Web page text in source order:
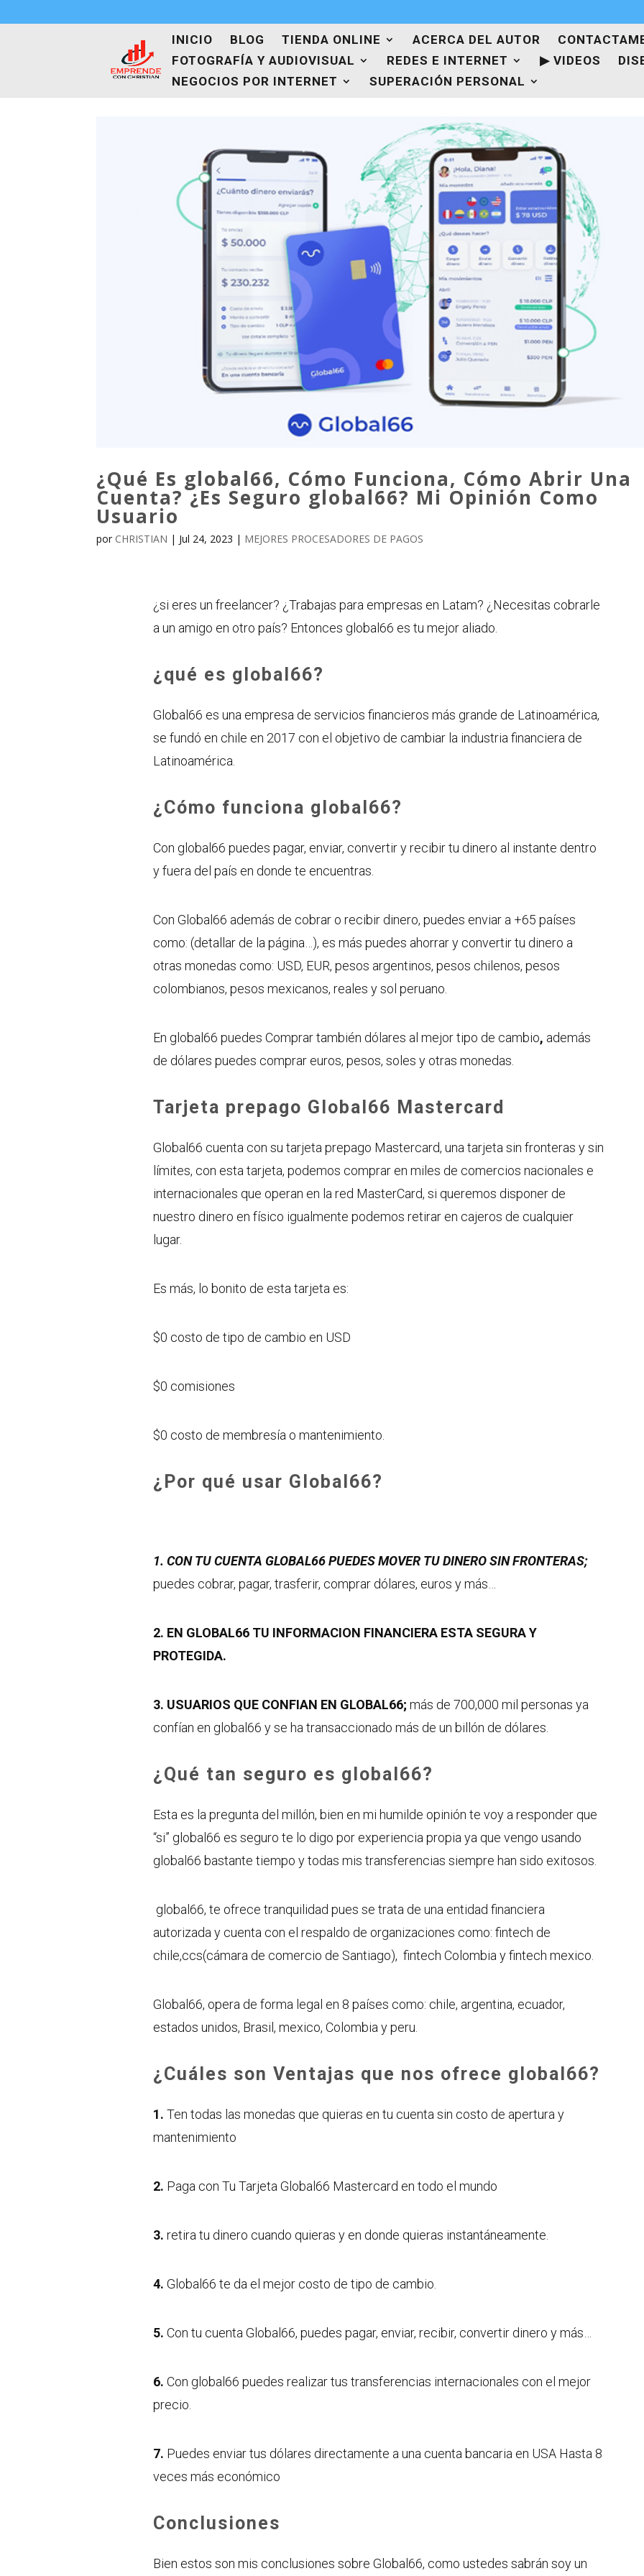
INICIO BLOG TIENDA ONLINE ACERCA DEL AUTOR
FOTOGRAFÍA Y AUDIOVISUAL
REDES E INTERNET ▶ VIDEOS
NEGOCIOS POR INTERNET
SUPERACIÓN PERSONAL
¿Qué Es global66, Cómo Funciona, Cómo Abrir Una
Cuenta? ¿Es Seguro global66? Mi Opinión Como
Usuario
por CHRISTIAN | Jul 24, 2023 | MEJORES PROCESADORES DE PAGOS
¿si eres un freelancer? ¿Trabajas para empresas en Latam? ¿Necesitas cobrarle
a un amigo en otro país? Entonces global66 es tu mejor aliado.
¿qué es global66?
Global66 es una empresa de servicios financieros más grande de Latinoamérica,
se fundó en chile en 2017 con el objetivo de cambiar la industria financiera de
Latinoamérica.
¿Cómo funciona global66?
Con global66 puedes pagar, enviar, convertir y recibir tu dinero al instante dentro
y fuera del país en donde te encuentras.
Con Global66 además de cobrar o recibir dinero, puedes enviar a +65 países
como: (detallar de la página…), es más puedes ahorrar y convertir tu dinero a
otras monedas como: USD, EUR, pesos argentinos, pesos chilenos, pesos
colombianos, pesos mexicanos, reales y sol peruano.
En global66 puedes Comprar también dólares al mejor tipo de cambio, además
de dólares puedes comprar euros, pesos, soles y otras monedas.
Tarjeta prepago Global66 Mastercard
Global66 cuenta con su tarjeta prepago Mastercard, una tarjeta sin fronteras y sin
límites, con esta tarjeta, podemos comprar en miles de comercios nacionales e
internacionales que operan en la red MasterCard, si queremos disponer de
nuestro dinero en físico igualmente podemos retirar en cajeros de cualquier
lugar.
Es más, lo bonito de esta tarjeta es:
$0 costo de tipo de cambio en USD
$0 comisiones
$0 costo de membresía o mantenimiento.
¿Por qué usar Global66?
1. CON TU CUENTA GLOBAL66 PUEDES MOVER TU DINERO SIN FRONTERAS;
puedes cobrar, pagar, trasferir, comprar dólares, euros y más…
2. EN GLOBAL66 TU INFORMACION FINANCIERA ESTA SEGURA Y
PROTEGIDA.
3. USUARIOS QUE CONFIAN EN GLOBAL66; más de 700,000 mil personas ya
confían en global66 y se ha transaccionado más de un billón de dólares.
¿Qué tan seguro es global66?
Esta es la pregunta del millón, bien en mi humilde opinión te voy a responder que
“si” global66 es seguro te lo digo por experiencia propia ya que vengo usando
global66 bastante tiempo y todas mis transferencias siempre han sido exitosos.
global66, te ofrece tranquilidad pues se trata de una entidad financiera
autorizada y cuenta con el respaldo de organizaciones como: fintech de
chile,ccs(cámara de comercio de Santiago), fintech Colombia y fintech mexico.
Global66, opera de forma legal en 8 países como: chile, argentina, ecuador,
estados unidos, Brasil, mexico, Colombia y peru.
¿Cuáles son Ventajas que nos ofrece global66?
1. Ten todas las monedas que quieras en tu cuenta sin costo de apertura y
mantenimiento
2. Paga con Tu Tarjeta Global66 Mastercard en todo el mundo
3. retira tu dinero cuando quieras y en donde quieras instantáneamente.
4. Global66 te da el mejor costo de tipo de cambio.
5. Con tu cuenta Global66, puedes pagar, enviar, recibir, convertir dinero y más…
6. Con global66 puedes realizar tus transferencias internacionales con el mejor
precio.
7. Puedes enviar tus dólares directamente a una cuenta bancaria en USA Hasta 8
veces más económico
Conclusiones
Bien estos son mis conclusiones sobre Global66, como ustedes sabrán soy un